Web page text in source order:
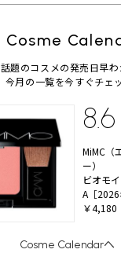
Cosme
話題のコスメの発売日早わ
今月の一覧を今すぐチェ
8.6
MiMC（
ー）
ビオモ
A［2026
￥4,180
Cosme Calendarへ